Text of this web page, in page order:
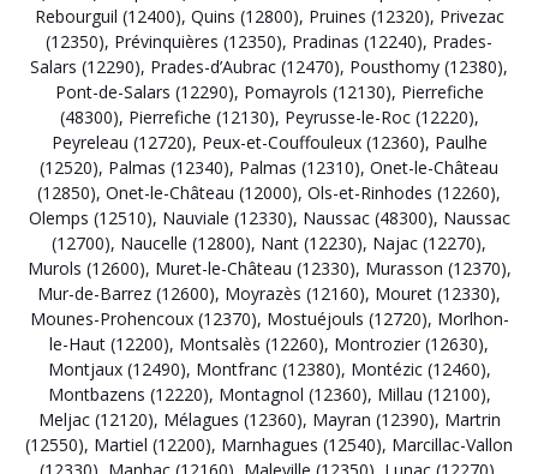
Rebourguil (12400), Quins (12800), Pruines (12320), Privezac
(12350), Prévinquières (12350), Pradinas (12240), Prades-
Salars (12290), Prades-d’Aubrac (12470), Pousthomy (12380),
Pont-de-Salars (12290), Pomayrols (12130), Pierrefiche
(48300), Pierrefiche (12130), Peyrusse-le-Roc (12220),
Peyreleau (12720), Peux-et-Couffouleux (12360), Paulhe
(12520), Palmas (12340), Palmas (12310), Onet-le-Château
(12850), Onet-le-Château (12000), Ols-et-Rinhodes (12260),
Olemps (12510), Nauviale (12330), Naussac (48300), Naussac
(12700), Naucelle (12800), Nant (12230), Najac (12270),
Murols (12600), Muret-le-Château (12330), Murasson (12370),
Mur-de-Barrez (12600), Moyrazès (12160), Mouret (12330),
Mounes-Prohencoux (12370), Mostuéjouls (12720), Morlhon-
le-Haut (12200), Montsalès (12260), Montrozier (12630),
Montjaux (12490), Montfranc (12380), Montézic (12460),
Montbazens (12220), Montagnol (12360), Millau (12100),
Meljac (12120), Mélagues (12360), Mayran (12390), Martrin
(12550), Martiel (12200), Marnhagues (12540), Marcillac-Vallon
(12330), Manhac (12160), Maleville (12350), Lunac (12270),